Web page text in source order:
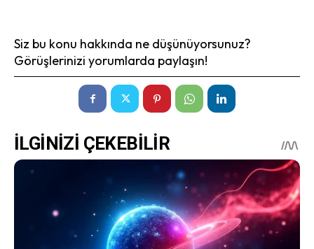
Siz bu konu hakkında ne düşünüyorsunuz?
Görüşlerinizi yorumlarda paylaşın!